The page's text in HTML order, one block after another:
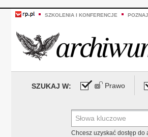
SZKOLENIA I KONFERENCJE
SZUKAJ W: Prawo
Chcesz uzyskać dostęp do